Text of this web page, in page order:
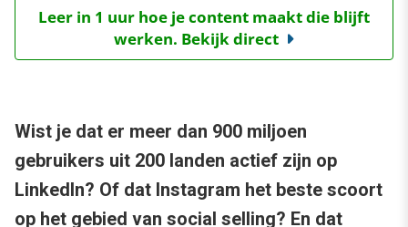
Leer in 1 uur hoe je content maakt die blijft
werken. Bekijk direct
Wist je dat er meer dan 900 miljoen
gebruikers uit 200 landen actief zijn op
LinkedIn? Of dat Instagram het beste scoort
op het gebied van social selling? En dat